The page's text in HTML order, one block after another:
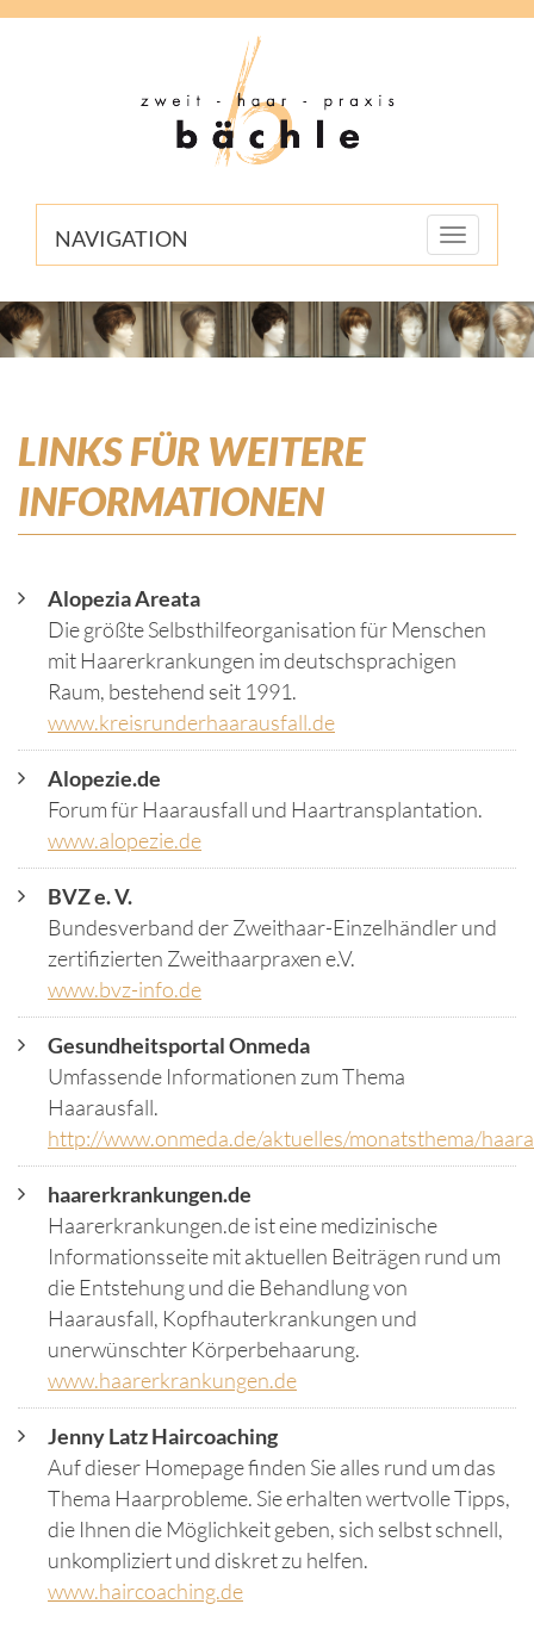
NAVIGATION
Toggle
navigation
LINKS FÜR WEITERE
INFORMATIONEN
Alopezia Areata
Die größte Selbsthilfeorganisation für Menschen
mit Haarerkrankungen im deutschsprachigen
Raum, bestehend seit 1991.
www.kreisrunderhaarausfall.de
Alopezie.de
Forum für Haarausfall und Haartransplantation.
www.alopezie.de
BVZ e. V.
Bundesverband der Zweithaar-Einzelhändler und
zertifizierten Zweithaarpraxen e.V.
www.bvz-info.de
Gesundheitsportal Onmeda
Umfassende Informationen zum Thema
Haarausfall.
http://www.onmeda.de/aktuelles/monatsthema/
haarerkrankungen.de
Haarerkrankungen.de ist eine medizinische
Informationsseite mit aktuellen Beiträgen rund um
die Entstehung und die Behandlung von
Haarausfall, Kopfhauterkrankungen und
unerwünschter Körperbehaarung.
www.haarerkrankungen.de
Jenny Latz Haircoaching
Auf dieser Homepage finden Sie alles rund um das
Thema Haarprobleme. Sie erhalten wertvolle Tipps,
die Ihnen die Möglichkeit geben, sich selbst schnell,
unkompliziert und diskret zu helfen.
www.haircoaching.de